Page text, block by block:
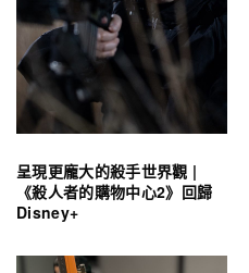
呈現更龐大的殺手世界觀 |
《殺人者的購物中心2》回歸
Disney+